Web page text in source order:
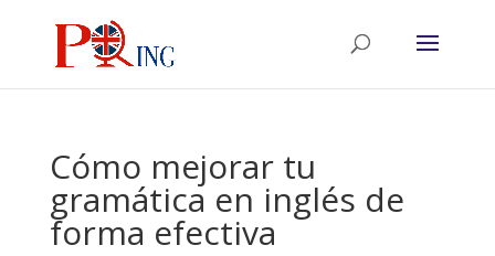
Cómo mejorar tu
gramática en inglés de
forma efectiva